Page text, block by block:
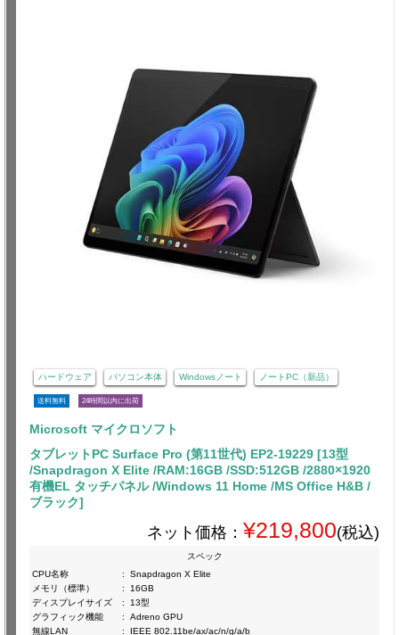
ハードウェア パソコン本体 Windowsノート ノートPC（新品）
送料無料 24時間以内に出荷
Microsoft マイクロソフト
タブレットPC Surface Pro (第11世代) EP2-19229 [13型
/Snapdragon X Elite /RAM:16GB /SSD:512GB /2880×1920
有機EL タッチパネル /Windows 11 Home /MS Office H&B /
ブラック]
ネット価格： ¥219,800(税込)
スペック
CPU名称
:
Snapdragon X Elite
メモリ（標準）
:
16GB
ディスプレイサイズ
:
13型
グラフィック機能
:
Adreno GPU
無線LAN
:
IEEE 802.11be/ax/ac/n/g/a/b